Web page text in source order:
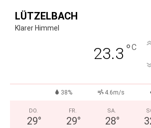
LÜTZELBACH
Klarer Himmel
23.3 °C
38% 4.6m/s
DO.
29°
FR.
29°
SA.
28°